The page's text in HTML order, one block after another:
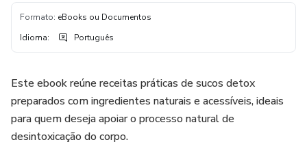
Formato: eBooks ou Documentos
Idioma: Português
Este ebook reúne receitas práticas de sucos detox
preparados com ingredientes naturais e acessíveis, ideais
para quem deseja apoiar o processo natural de
desintoxicação do corpo.